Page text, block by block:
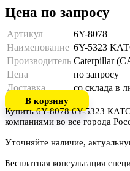
Цена по запросу
Артикул
6Y-8078
Наименование 6Y-5323
Производитель Caterpillar
Цена
по запросу
Доставка
со склада в
В корзину
Купить 6Y-8078 6Y-5323
компаниями во все города
Уточняйте наличие,
Бесплатная консультация